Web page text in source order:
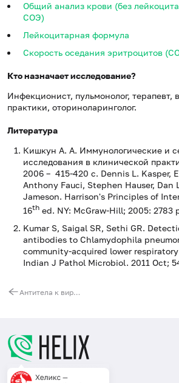
Общий анализ крови (без
СОЭ)
Лейкоцитарная формула
Скорость оседания эритроцитов
Кто назначает исследование?
Инфекционист, пульмонолог, терапевт,
практики, оториноларинголог.
Литература
Кишкун А. А. Иммунологические и
исследования в клинической
2006 – 415-420 с. Dennis L. Kasper,
Anthony Fauci, Stephen Hauser, Dan
Jameson. Harrison's Principles of
16th ed. NY: McGraw-Hill; 2005: 2783
Kumar S, Saigal SR, Sethi GR.
antibodies to Chlamydophila
community-acquired lower
Indian J Pathol Microbiol. 2011 Oct;
Антитела к вирусу гепатита E (anti-HEV, IgM)